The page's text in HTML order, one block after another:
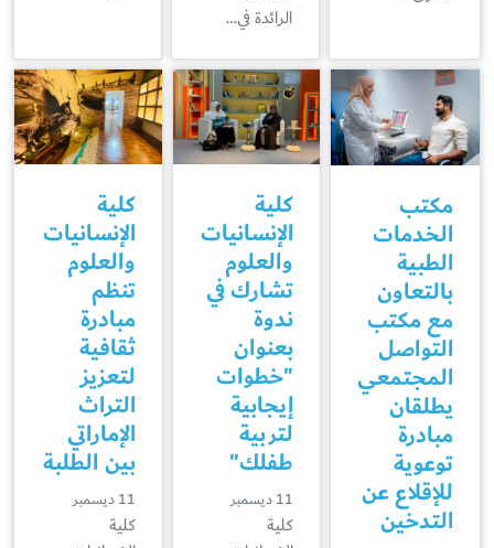
الرائدة في…
مكتب
الخدمات
الطبية
بالتعاون
مع مكتب
التواصل
المجتمعي
يطلقان
مبادرة
توعوية
للإقلاع عن
التدخين
كلية
الإنسانيات
والعلوم
تشارك في
ندوة
بعنوان
"خطوات
إيجابية
لتربية
طفلك"
11 ديسمبر
كلية
كلية
الإنسانيات
والعلوم
تنظم
مبادرة
ثقافية
لتعزيز
التراث
الإماراتي
بين الطلبة
11 ديسمبر
كلية